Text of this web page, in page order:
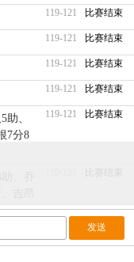
119-121 比赛结束
119-121 比赛结束
119-121 比赛结束
119-121 比赛结束
助、
7分8
119-121 比赛结束
、乔